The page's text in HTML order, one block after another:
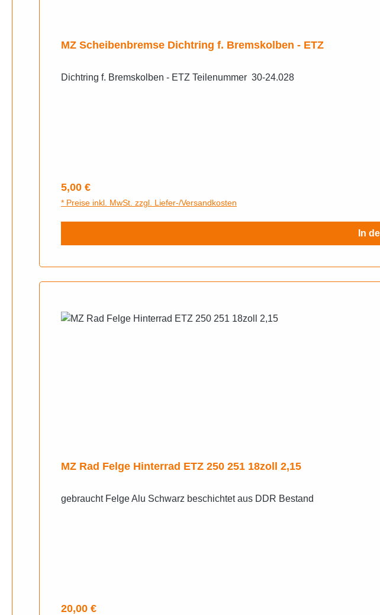
MZ Scheibenbremse Dichtring f. Bremskolben - ETZ
Dichtring f. Bremskolben - ETZ Teilenummer 30-24.028
Regulärer Preis:
5,00 €
* Preise inkl. MwSt. zzgl. Liefer-/Versandkosten
In
MZ Rad Felge Hinterrad ETZ 250 251 18zoll 2,15
gebraucht Felge Alu Schwarz beschichtet aus DDR Bestand
Regulärer Preis:
20,00 €